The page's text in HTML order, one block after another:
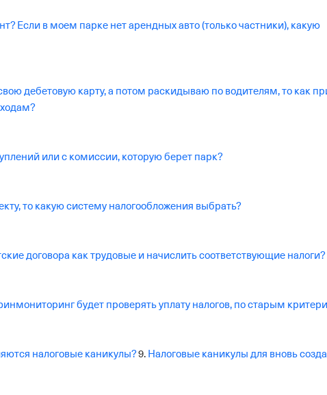
Если в моем парке нет арендных авто (только частники), какую
дебетовую карту, а потом раскидываю по водителям, то как
или с комиссии, которую берет парк?
то какую систему налогообложения выбрать?
договора как трудовые и начислить соответствующие налоги?
будет проверять уплату налогов, по старым
налоговые каникулы?9. Налоговые каникулы для вновь